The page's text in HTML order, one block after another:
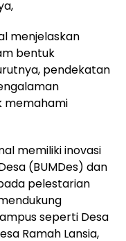
menjelaskan
bentuk
pendekatan
memahami
memiliki inovasi
(BUMDes) dan
pelestarian
seperti Desa
Ramah Lansia,